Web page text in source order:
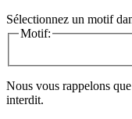
Sélectionnez un motif
Motif:
Nous vous rappelons
interdit.